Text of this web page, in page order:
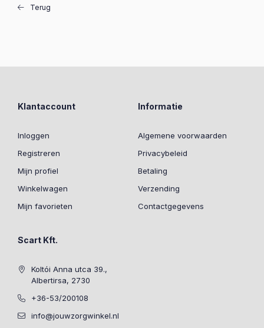
Terug
Klantaccount
Inloggen
Registreren
Mijn profiel
Winkelwagen
Mijn favorieten
Informatie
Algemene voorwaarden
Privacybeleid
Betaling
Verzending
Contactgegevens
Scart Kft.
Koltói Anna utca 39.,
Albertirsa, 2730
+36-53/200108
info@jouwzorgwinkel.nl